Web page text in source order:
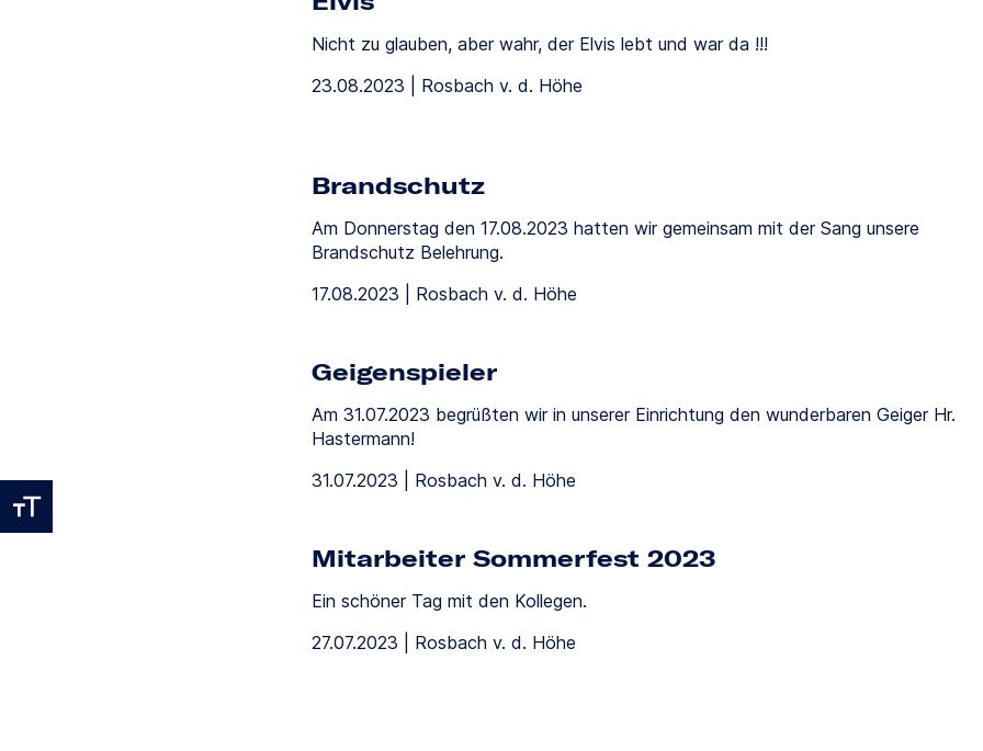
Nicht zu glauben, aber wahr, der Elvis lebt und war da !!!
23.08.2023 | Rosbach v. d. Höhe
Brandschutz
Am Donnerstag den 17.08.2023 hatten wir gemeinsam mit der Sang unsere
Brandschutz Belehrung.
17.08.2023 | Rosbach v. d. Höhe
Geigenspieler
Am 31.07.2023 begrüßten wir in unserer Einrichtung den wunderbaren Geiger Hr.
Hastermann!
31.07.2023 | Rosbach v. d. Höhe
Mitarbeiter Sommerfest 2023
Ein schöner Tag mit den Kollegen.
27.07.2023 | Rosbach v. d. Höhe